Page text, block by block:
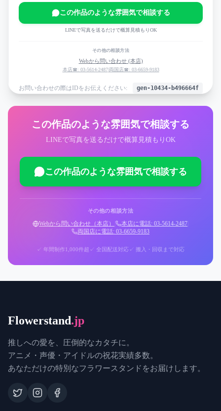
この作品のような雰囲気で相談する
LINEで写真を送るだけで概算見積もりOK
その他の相談方法
Webから問い合わせ (本店)
本店☎: 03-5614-2487|両国店☎: 03-6659-9183
お問い合わせの際はIDをお伝えください: gen-10434-b496664f
この作品のような雰囲気で相談する
LINEで写真を送るだけで概算見積もりOK
この作品のような雰囲気で相談する
その他の相談方法
Webから問い合わせ（本店） 本店に電話: 03-5614-2487
両国店に電話: 03-6659-9183
✓ 年間制作1,000件超 ✓ 全国配送対応 ✓ 搬入・回収まで対応
Flowerstand.jp
推しへの愛を、圧倒的なカタチに。
アニメ・声優・アイドルの祝花実績多数。
あなただけの特別なフラワースタンドをお届けします。